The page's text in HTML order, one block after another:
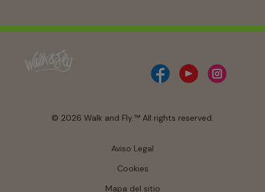
© 2026 Walk and Fly.™ All rights reserved.
Aviso Legal
Cookies
Mapa del sitio